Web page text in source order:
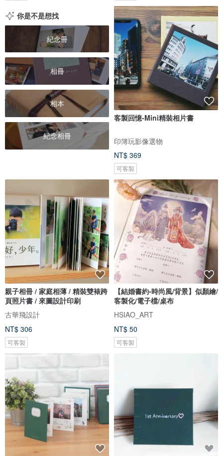
你是不是想找
紀念冊
相冊
相本
紀念相冊
客製回憶-Mini精裝相片書
印簿玩影像選物
NT$ 369
可客製
親子相冊 / 家庭相薄 / 精裝雙裱跨
頁照片書 / 來圖設計印刷
古華飛設計
NT$ 306
可客製
【結婚書約-時尚風/背景】似顏繪/
客製化/電子檔/桌布
HSIAO_ART
NT$ 50
可客製